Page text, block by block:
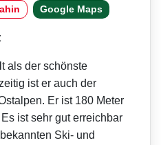
Google Maps
als der schönste
ist er auch der
Er ist 180 Meter
ist sehr gut erreichbar
Ski- und